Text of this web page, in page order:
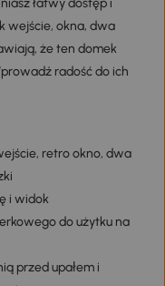
łatwy dostęp i
wejście, okna, dwa
że ten domek
radość do ich
retro okno, dwa
i widok
do użytku na
przed upałem i